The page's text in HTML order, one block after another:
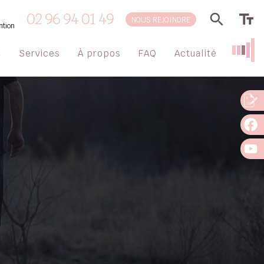
02 96 94 01 49 NOUS REJOINDRE
Services À propos FAQ Actualité